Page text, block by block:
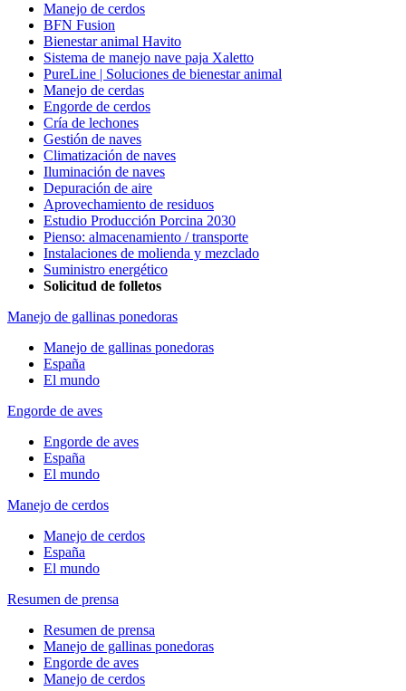
Manejo de cerdos
BFN Fusion
Bienestar animal Havito
Sistema de manejo nave paja Xaletto
PureLine | Soluciones de bienestar animal
Manejo de cerdas
Engorde de cerdos
Cría de lechones
Gestión de naves
Climatización de naves
Iluminación de naves
Depuración de aire
Aprovechamiento de residuos
Estudio Producción Porcina 2030
Pienso: almacenamiento / transporte
Instalaciones de molienda y mezclado
Suministro energético
Solicitud de folletos
Manejo de gallinas ponedoras
Manejo de gallinas ponedoras
España
El mundo
Engorde de aves
Engorde de aves
España
El mundo
Manejo de cerdos
Manejo de cerdos
España
El mundo
Resumen de prensa
Resumen de prensa
Manejo de gallinas ponedoras
Engorde de aves
Manejo de cerdos